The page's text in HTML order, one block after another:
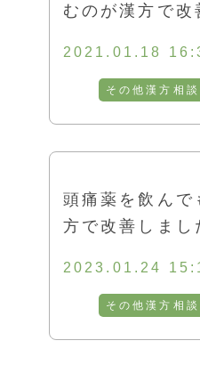
むのが漢方で改
2021.01.18
その他漢方相談
頭痛薬を飲んで
方で改善しまし
2023.01.24
その他漢方相談